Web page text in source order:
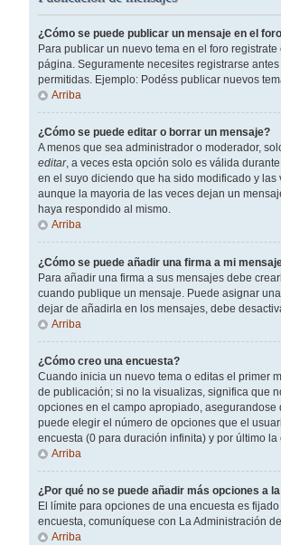
¿Cómo se puede publicar un mensaje en el
Para publicar un nuevo tema en el foro
página. Seguramente necesites registrarse
permitidas. Ejemplo: Podéss publicar nuevos
Arriba
¿Cómo se puede editar o borrar un mensaje?
A menos que sea administrador o moderador,
editar, a veces esta opción solo es válida
en el suyo diciendo que ha sido modificado y
aunque la mayoria de las veces dejan un
haya respondido al mismo.
Arriba
¿Cómo se puede añadir una firma a mi
Para añadir una firma a sus mensajes debe
cuando publique un mensaje. Puede asignar
dejar de añadirla en los mensajes, debe
Arriba
¿Cómo creo una encuesta?
Cuando inicia un nuevo tema o editas el primer
de publicación; si no la visualizas, significa que
opciones en el campo apropiado,
puede elegir el número de opciones que el
encuesta (0 para duración infinita) y por último
Arriba
¿Por qué no se puede añadir más opciones a
El límite para opciones de una encuesta es
encuesta, comuníquese con La Administración
Arriba